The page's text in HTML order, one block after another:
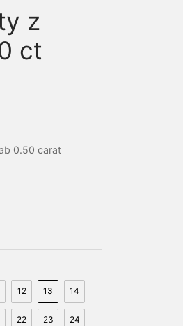
z
ct
0.50 carat
12 13 14
22 23 24